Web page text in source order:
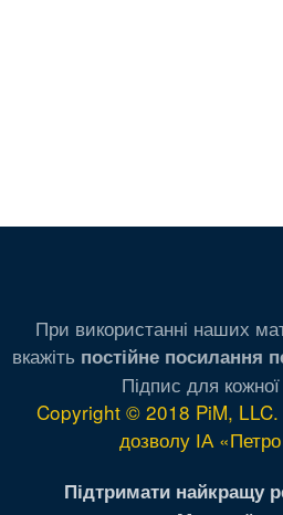
При використанні наших
вкажіть постійне посилання
Підпис для кожної
Copyright © 2018 PiM, LLC.
дозволу ІА
Підтримати найкращу